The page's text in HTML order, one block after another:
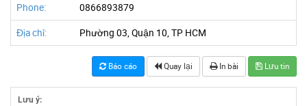
Phone: 0866893879
Địa chỉ: Phường 03, Quận 10, TP HCM
Báo cáo Quay lại In bài Lưu tin
Lưu ý: